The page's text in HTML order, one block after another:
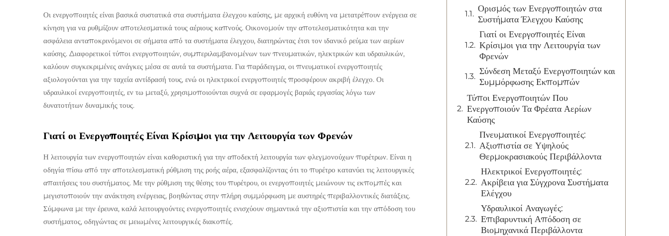
Οι ενεργοποιητές είναι βασικά συστατικά στα συστήματα έλεγχου καύσης, με αρχική ευθύνη να μετατρέπουν ενέργεια σε
κίνηση για να ρυθμίζουν αποτελεσματικά τους αέριους καπνούς. Οικονομούν την αποτελεσματικότητα και την
ασφάλεια ανταποκρινόμενοι σε σήματα από τα συστήματα έλεγχου, διατηρώντας έτσι τον ιδανικό ρεύμα των αερίων
καύσης. Διαφορετικοί τύποι ενεργοποιητών, συμπεριλαμβανομένων των πνευματικών, ηλεκτρικών και υδραυλικών,
καλύουν συγκεκριμένες ανάγκες μέσα σε αυτά τα συστήματα. Για παράδειγμα, οι πνευματικοί ενεργοποιητές
αξιολογούνται για την ταχεία αντίδρασή τους, ενώ οι ηλεκτρικοί ενεργοποιητές προσφέρουν ακριβή έλεγχο. Οι
υδραυλικοί ενεργοποιητές, εν τω μεταξύ, χρησιμοποιούνται συχνά σε εφαρμογές βαριάς εργασίας λόγω των
δυνατοτήτων δυναμικής τους.
Γιατί οι Ενεργοποιητές Είναι Κρίσιμοι για την Λειτουργία των Φρενών
Η λειτουργία των ενεργοποιητών είναι καθοριστική για την αποδεκτή λειτουργία των φλεγμονούχων πυρέτρων. Είναι η
οδηγία πίσω από την αποτελεσματική ρύθμιση της ροής αέρα, εξασφαλίζοντας ότι το πυρέτρο κατανύει τις λειτουργικές
απαιτήσεις του συστήματος. Με την ρύθμιση της θέσης του πυρέτρου, οι ενεργοποιητές μειώνουν τις εκπομπές και
μεγιστοποιούν την ανάκτηση ενέργειας, βοηθώντας στην πλήρη συμμόρφωση με αυστηρές περιβαλλοντικές διατάξεις.
Σύμφωνα με την έρευνα, καλά λειτουργούντες ενεργοποιητές ενισχύουν σημαντικά την αξιοπιστία και την απόδοση του
συστήματος, οδηγώντας σε μειωμένες λειτουργικές διακοπές.
Ορισμός των Ενεργοποιητών στα
Συστήματα Έλεγχου Καύσης
Γιατί οι Ενεργοποιητές Είναι
Κρίσιμοι για την Λειτουργία των
Φρενών
Σύνδεση Μεταξύ Ενεργοποιητών και
Συμμόρφωσης Εκπομπών
Τύποι Ενεργοποιητών Που
Ενεργοποιούν Τα Φρέατα Αερίων
Καύσης
Πνευματικοί Ενεργοποιητές:
Αξιοπιστία σε Υψηλούς
Θερμοκρασιακούς Περιβάλλοντα
Ηλεκτρικοί Ενεργοποιητές:
Ακρίβεια για Σύγχρονα Συστήματα
Ελέγχου
Υδραυλικοί Αναγωγές:
Επιβαρυντική Απόδοση σε
Βιομηχανικά Περιβάλλοντα